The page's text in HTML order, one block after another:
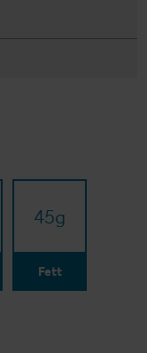
45g
Fett